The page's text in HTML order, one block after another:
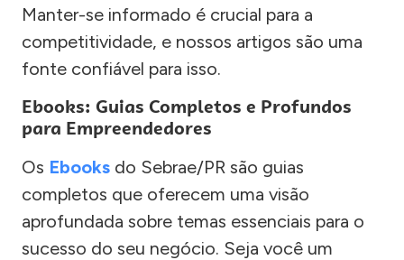
Manter-se informado é crucial para a
competitividade, e nossos artigos são uma
fonte confiável para isso.
Ebooks: Guias Completos e Profundos
para Empreendedores
Os Ebooks do Sebrae/PR são guias
completos que oferecem uma visão
aprofundada sobre temas essenciais para o
sucesso do seu negócio. Seja você um